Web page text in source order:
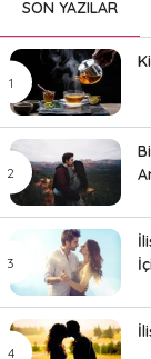
SON YAZILAR